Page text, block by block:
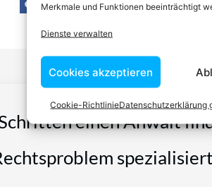
Merkmale und Funktionen beeinträchtigt
Dienste verwalten
Cookies akzeptieren
Cookie-RichtlinieDatenschutzerklärung
einen Anwalt